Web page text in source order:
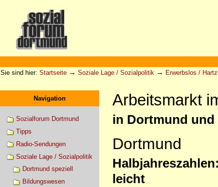
Werkzeuge
Sie sind hier: Startseite → Soziale Lage / Sozialpolitik → Erwerbslos /
Navigation
Sozialforum Dortmund
Tipps
Radio-Sendungen
Soziale Lage / Sozialpolitik
Dortmund speziell
Bildungswesen
Arbeitsmarkt
in Dortmund
Dortmund
leicht